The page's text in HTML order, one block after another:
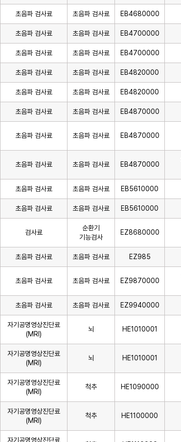
초음파 검사료 초음파 검사료 EB4680000
초음파 검사료 초음파 검사료 EB4700000
초음파 검사료 초음파 검사료 EB4700000
초음파 검사료 초음파 검사료 EB4820000
초음파 검사료 초음파 검사료 EB4820000
초음파 검사료 초음파 검사료 EB4870000
초음파 검사료 초음파 검사료 EB4870000
초음파 검사료 초음파 검사료 EB4870000
초음파 검사료 초음파 검사료 EB5610000
초음파 검사료 초음파 검사료 EB5610000
검사료
순환기
기능검사
EZ8680000
초음파 검사료 초음파 검사료 EZ985
초음파 검사료 초음파 검사료 EZ9870000
초음파 검사료 초음파 검사료 EZ9940000
자기공명영상진단료
(MRI)
뇌 HE1010001
자기공명영상진단료
(MRI)
뇌 HE1010001
자기공명영상진단료
(MRI)
척추 HE1090000
자기공명영상진단료
(MRI)
척추 HE1100000
자기공명영상진단료